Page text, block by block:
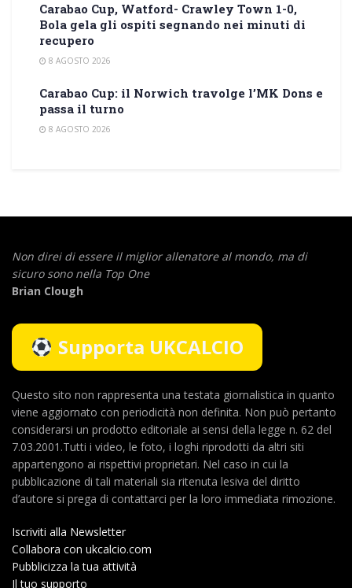
Carabao Cup, Watford- Crawley Town 1-0,
Bola gela gli ospiti segnando nei minuti di
recupero
8 AGOSTO 2026
Carabao Cup: il Norwich travolge l’MK Dons e
passa il turno
8 AGOSTO 2026
Non direi di essere il miglior allenatore al mondo, ma di
sicuro sono nella Top One
Brian Clough
Supporta UKCALCIO
Questo sito non rappresenta una testata giornalistica in quanto
viene aggiornato con periodicità non definita. Non può pertanto
considerarsi un prodotto editoriale ai sensi della legge n. 62 del
7.03.2001.Tutti i video, le foto, i loghi riprodotti da altri siti
appartengono ai rispettivi proprietari. Nel caso in cui la
pubblicazione di tali materiali sia ritenuta lesiva del diritto
d’autore si prega di contattarci per la loro immediata rimozione.
Iscriviti alla Newsletter
Collabora con ukcalcio.com
Pubblicizza la tua attività
Il tuo supporto